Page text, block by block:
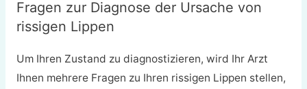
Fragen zur Diagnose der Ursache von
rissigen Lippen
Um Ihren Zustand zu diagnostizieren, wird Ihr Arzt
Ihnen mehrere Fragen zu Ihren rissigen Lippen stellen,